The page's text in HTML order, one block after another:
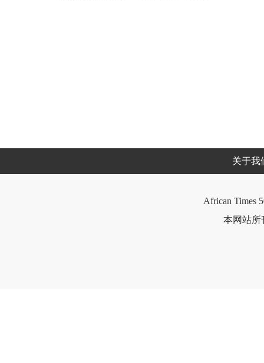
关于我
African Times
本网站所